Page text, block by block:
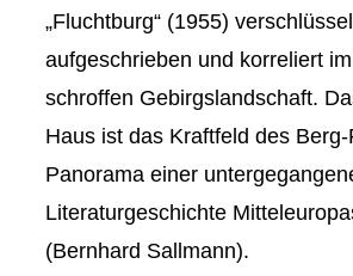
„Fluchtburg“ (1955)
aufgeschrieben und korreliert
schroffen Gebirgslandschaft.
Haus ist das Kraftfeld des
Panorama einer
Literaturgeschichte
(Bernhard Sallmann).